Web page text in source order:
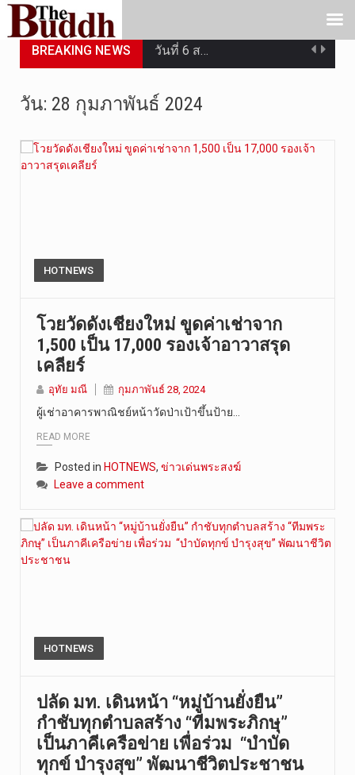
BREAKING NEWS
วันที่ 6 ส…
วันที่ 5 ส…
วันพุธที่ …
วันที่ 3 ส…
วัน: 28 กุมภาพันธ์ 2024
HOTNEWS
โวยวัดดังเชียงใหม่ ขูดค่าเช่าจาก
1,500 เป็น 17,000 รองเจ้าอาวาสรุด
เคลียร์
อุทัย มณี กุมภาพันธ์ 28, 2024
ผู้เช่าอาคารพาณิชย์หน้าวัดป่าเป้าขึ้นป้าย…
READ MORE
Posted in HOTNEWS, ข่าวเด่นพระสงฆ์
Leave a comment
HOTNEWS
ปลัด มท. เดินหน้า “หมู่บ้านยั่งยืน”
กำชับทุกตำบลสร้าง “ทีมพระภิกษุ”
เป็นภาคีเครือข่าย เพื่อร่วม “บำบัด
ทุกข์ บำรุงสุข” พัฒนาชีวิตประชาชน